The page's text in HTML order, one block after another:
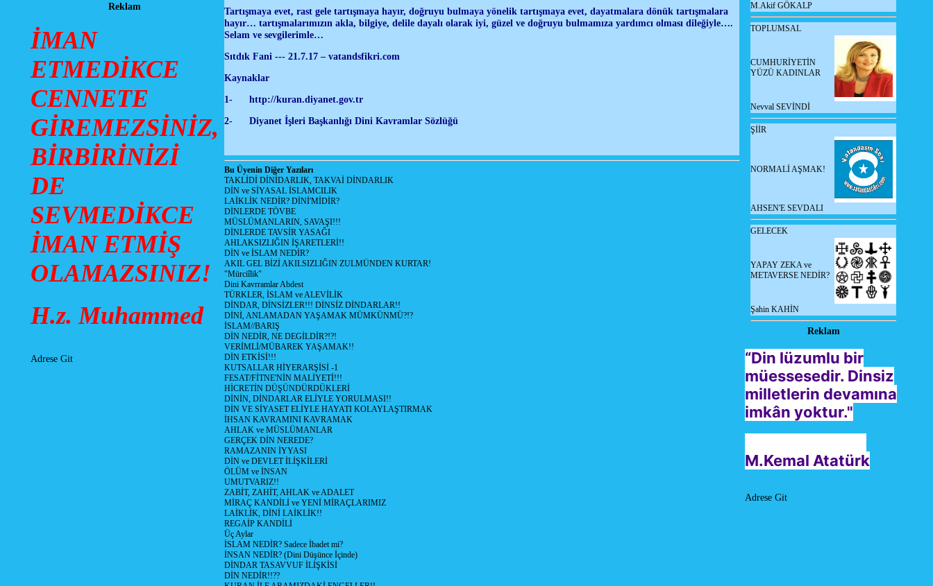
Reklam
İMAN
ETMEDİKCE
CENNETE
GİREMEZSİNİZ,
BİRBİRİNİZİ
DE
SEVMEDİKCE
İMAN ETMİŞ
OLAMAZSINIZ!
H.z. Muhammed
Adrese Git
Tartışmaya evet, rast gele tartışmaya hayır, doğruyu bulmaya yönelik tartışmaya evet, dayatmalara dönük tartışmalara
hayır… tartışmalarımızın akla, bilgiye, delile dayalı olarak iyi, güzel ve doğruyu bulmamıza yardımcı olması dileğiyle….
Selam ve sevgilerimle…
Sıtdık Fani --- 21.7.17 – vatandsfikri.com
Kaynaklar
1- http://kuran.diyanet.gov.tr
2- Diyanet İşleri Başkanlığı Dini Kavramlar Sözlüğü
Bu Üyenin Diğer Yazıları
TAKLİDİ DİNİDARLIK, TAKVAİ DİNDARLIK
DİN ve SİYASAL İSLAMCILIK
LAİKLİK NEDİR? DİNİ'MİDİR?
DİNLERDE TÖVBE
MÜSLÜMANLARIN, SAVAŞI!!!
DİNLERDE TAVSİR YASAĞI
AHLAKSIZLIĞIN İŞARETLERİ!!
DİN ve İSLAM NEDİR?
AKIL GEL BİZİ AKILSIZLIĞIN ZULMÜNDEN KURTAR!
"Mürciîlik"
Dini Kavrramlar Abdest
TÜRKLER, İSLAM ve ALEVİLİK
DİNDAR, DİNSİZLER!!! DİNSİZ DİNDARLAR!!
DİNİ, ANLAMADAN YAŞAMAK MÜMKÜNMÜ?!?
İSLAM//BARIŞ
DİN NEDİR, NE DEGİLDİR?!?!
VERİMLİ/MÜBAREK YAŞAMAK!!
DİN ETKİSİ!!!
KUTSALLAR HİYERARŞİSİ -1
FESAT/FİTNE'NİN MALİYETİ!!!
HİCRETİN DÜŞÜNDÜRDÜKLERİ
DİNİN, DİNDARLAR ELİYLE YORULMASI!!
DİN VE SİYASET ELİYLE HAYATI KOLAYLAŞTIRMAK
İHSAN KAVRAMINI KAVRAMAK
AHLAK ve MÜSLÜMANLAR
GERÇEK DİN NEREDE?
RAMAZANIN İYYASI
DİN ve DEVLET İLİŞKİLERİ
ÖLÜM ve İNSAN
UMUTVARIZ!!
ZABİT, ZAHİT, AHLAK ve ADALET
MİRAÇ KANDİLİ ve YENİ MİRAÇLARIMIZ
LAİKLİK, DİNİ LAİKLİK!!
REGAİP KANDİLİ
Üç Aylar
İSLAM NEDİR? Sadece İbadet mi?
İNSAN NEDİR? (Dini Düşünce İçinde)
DİNDAR TASAVVUF İLİŞKİSİ
DİN NEDİR!!??
M.Akif GÖKALP
TOPLUMSAL
CUMHURİYETİN
YÜZÜ KADINLAR
Nevval SEVİNDİ
ŞİİR
NORMALİ AŞMAK!
AHSEN'E SEVDALI
GELECEK
YAPAY ZEKA ve
METAVERSE NEDİR?
Şahin KAHİN
Reklam
“Din lüzumlu bir
müessesedir. Dinsiz
milletlerin devamına
imkân yoktur."
M.Kemal Atatürk
Adrese Git